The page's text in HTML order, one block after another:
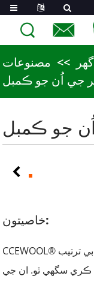
گھر مصنوعات
جي اُن جو ڪمبل
جو ڪمبل
خاصيتون:
CCEWOOL® پٿر جي اون وارو ڪمبل لچڪدار آهي ۽ بي ترتيب
ڪري سگهي ٿو. ان جي